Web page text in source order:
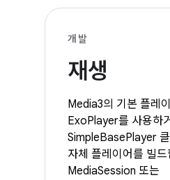
개발
재생
Media3의 기본 플레
ExoPlayer를 사용하
SimpleBasePlayer
자체 플레이어를 빌
MediaSession 또는